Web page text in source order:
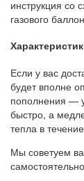
инструкция со
газового
Если у вас
будет вполне
пополнения —
быстро, а
тепла в
Мы советуем